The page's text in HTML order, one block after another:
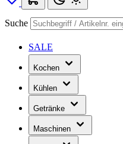
Suche
SALE
Kochen
Kühlen
Getränke
Maschinen